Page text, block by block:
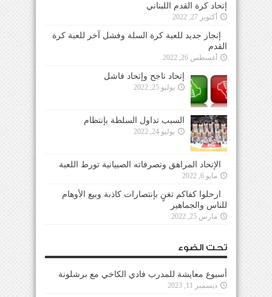
إتحاد كرة القدم اللبناني
أكتوبر 27, 2022
إنجاز جديد للعبة كرة السلة وفشل آخر للعبة كرة
القدم
أغسطس 26, 2022
إتحاد ناجح وإتحاد فاشل
يوليو 25, 2022
السبب تداول السلطة بإنتظام
يوليو 24, 2022
الإتحاد المراهق وتصرفاته الصبيانية تورط اللعبة
مايو 6, 2022
ارحلوا كفاكم تغنٍ بإنتصارات كاذبة وبيع الأوهام
للناس والجماهير
مارس 25, 2022
تحت الضوء
أسبوع معايشة للمدرب فادي الكاخي مع برشلونة
ديسمبر 11, 2023